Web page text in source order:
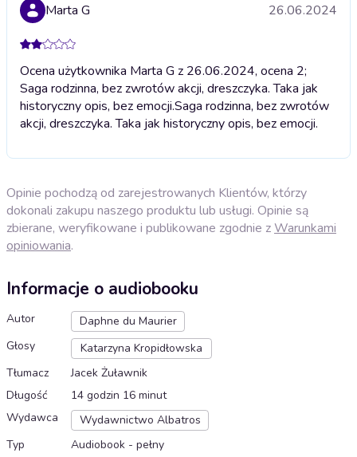
Marta G 26.06.2024
Ocena użytkownika Marta G z 26.06.2024, ocena 2;
Saga rodzinna, bez zwrotów akcji, dreszczyka. Taka jak
historyczny opis, bez emocji.Saga rodzinna, bez zwrotów
akcji, dreszczyka. Taka jak historyczny opis, bez emocji.
Opinie pochodzą od zarejestrowanych Klientów, którzy
dokonali zakupu naszego produktu lub usługi. Opinie są
zbierane, weryfikowane i publikowane zgodnie zWarunkami
opiniowania.
Informacje o audiobooku
Autor
Daphne du Maurier
Głosy
Katarzyna Kropidłowska
Tłumacz
Jacek Żuławnik
Długość
14 godzin 16 minut
Wydawca
Wydawnictwo Albatros
Typ
Audiobook - pełny